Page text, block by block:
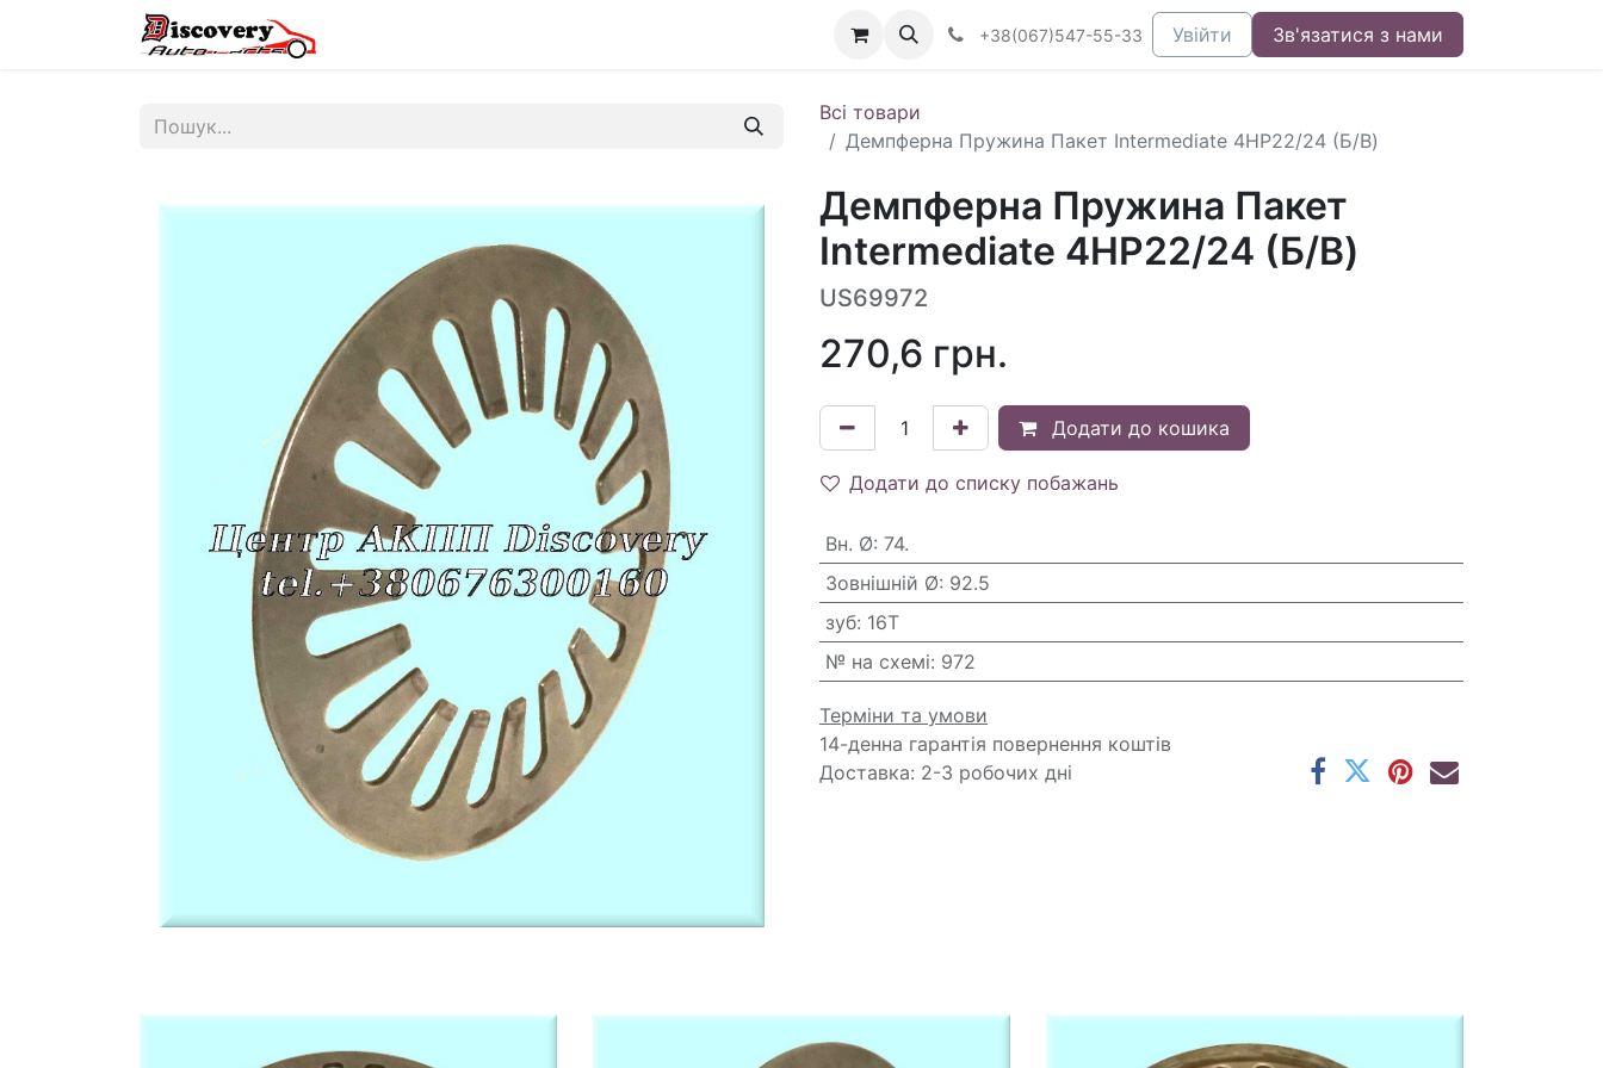
+38(067)547-55-33 Увійти Зв'язатися з нами
Всі товари
Демпферна Пружина Пакет Intermediate 4HP22/24 (Б/В)
Демпферна Пружина Пакет
Intermediate 4HP22/24 (Б/В)
US69972
270,6 грн.
Додати до кошика
Додати до списку побажань
Вн. Ø: 74.
Зовнішній Ø: 92.5
зуб: 16T
№ на схемі: 972
Терміни та умови
14-денна гарантія повернення коштів
Доставка: 2-3 робочих дні